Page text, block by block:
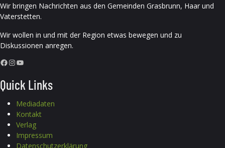
Wir bringen Nachrichten aus den Gemeinden Grasbrunn, Haar und
Vaterstetten.
Wir wollen in und mit der Region etwas bewegen und zu
Diskussionen anregen.
Facebook InstagramYouTube
Quick Links
Mediadaten
Kontakt
Verlag
Impressum
Datenschutzerklärung